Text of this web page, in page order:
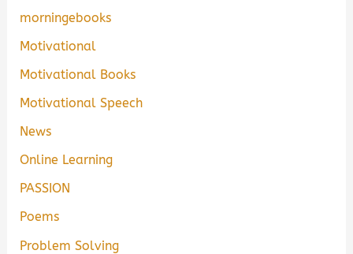
morningebooks
Motivational
Motivational Books
Motivational Speech
News
Online Learning
PASSION
Poems
Problem Solving